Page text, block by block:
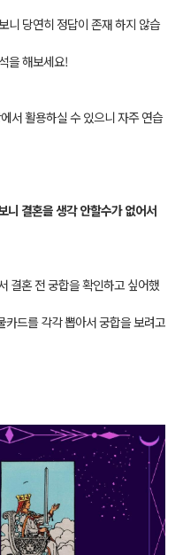
니 당연히 정답이 존재 하지 않습
을 해보세요!
서 활용하실 수 있으니 자주 연습
니 결혼을 생각 안할수가 없어서
결혼 전 궁합을 확인하고 싶어했
드를 각각 뽑아서 궁합을 보려고